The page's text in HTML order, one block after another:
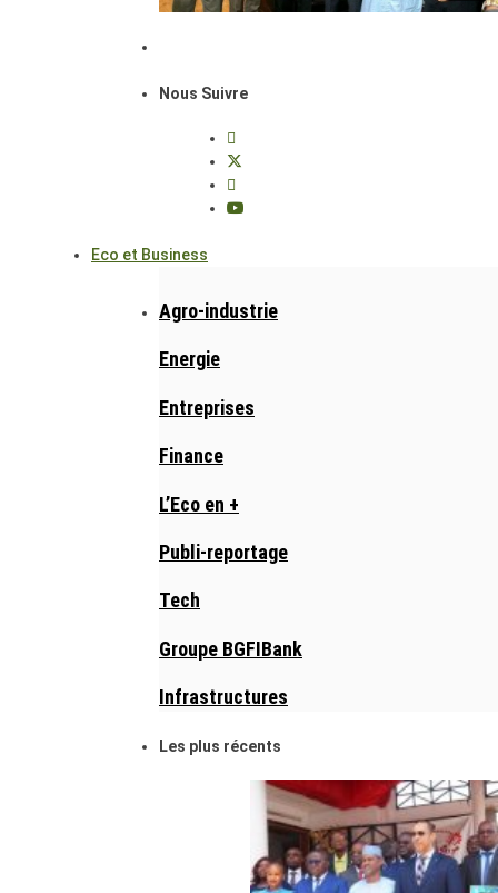
Nous Suivre
Eco et Business
Agro-industrie
Energie
Entreprises
Finance
L’Eco en +
Publi-reportage
Tech
Groupe BGFIBank
Infrastructures
Les plus récents